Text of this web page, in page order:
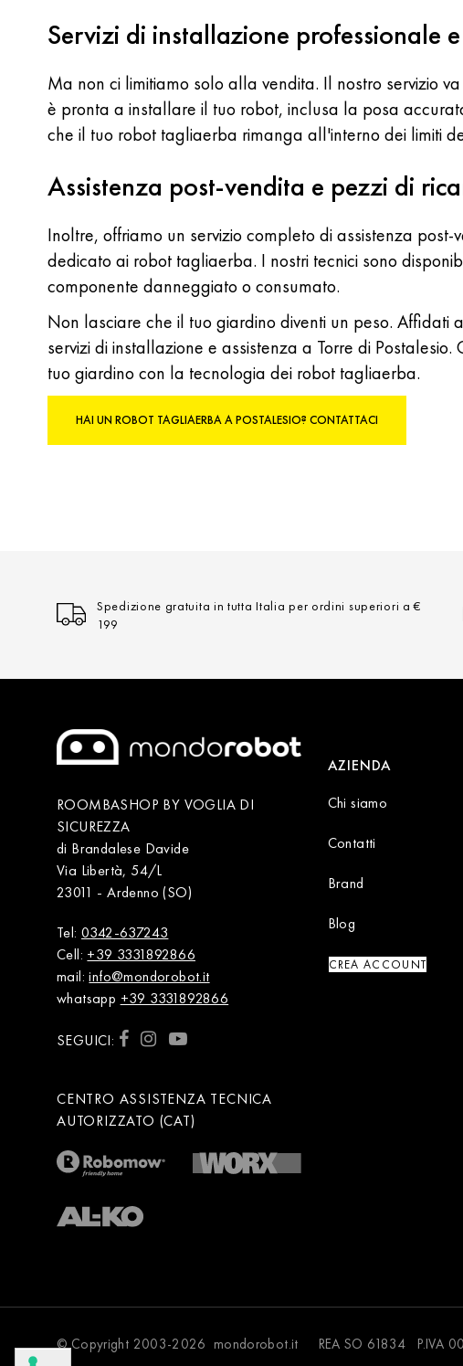
Servizi di installazione professionale
Ma non ci limitiamo solo alla vendita. Il nostro servizio
è pronta a installare il tuo robot, inclusa la posa
che il tuo robot tagliaerba rimanga all'interno dei limiti
Assistenza post-vendita e pezzi di
Inoltre, offriamo un servizio completo di assistenza
dedicato ai robot tagliaerba. I nostri tecnici sono
componente danneggiato o consumato.
Non lasciare che il tuo giardino diventi un peso.
servizi di installazione e assistenza a Torre di
tuo giardino con la tecnologia dei robot tagliaerba.
HAI UN ROBOT TAGLIAERBA A POSTALESIO? CONTATTACI
Spedizione gratuita in tutta Italia per ordini superiori a €
199
ROOMBASHOP BY VOGLIA DI
SICUREZZA
di Brandalese Davide
Via Libertà, 54/L
23011 - Ardenno (SO)
Tel: 0342-637243
Cell: +39 3331892866
mail:info@mondorobot.it
whatsapp +39 3331892866
SEGUICI:
CENTRO ASSISTENZA TECNICA
AUTORIZZATO (CAT)
AZIENDA
Chi siamo
Contatti
Brand
Blog
CREA ACCOUNT
© Copyright 2003-2026 mondorobot.it REA SO 61834 P.IVA